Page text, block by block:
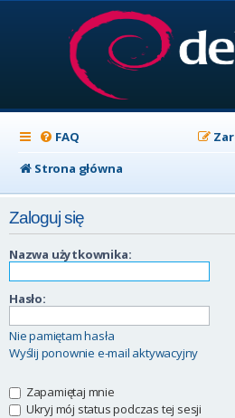
FAQ
Strona główna
Zaloguj się
Nazwa użytkownika:
Hasło:
Nie pamiętam hasła
Wyślij ponownie e-mail aktywacyjny
Zapamiętaj mnie
Ukryj mój status podczas tej sesji